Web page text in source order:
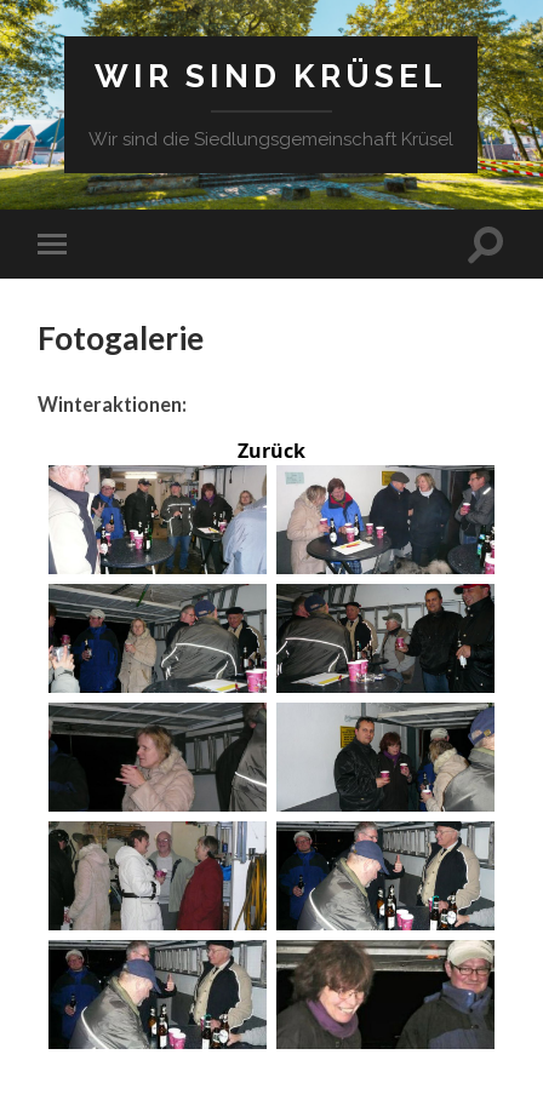
WIR SIND KRÜSEL
Wir sind die Siedlungsgemeinschaft Krüsel
Fotogalerie
Winteraktionen:
Zurück